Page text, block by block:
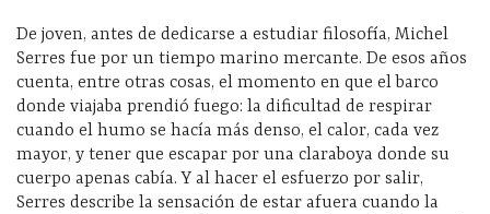
De joven, antes de dedicarse a estudiar filosofía, Michel
Serres fue por un tiempo marino mercante. De esos años
cuenta, entre otras cosas, el momento en que el barco
donde viajaba prendió fuego: la dificultad de respirar
cuando el humo se hacía más denso, el calor, cada vez
mayor, y tener que escapar por una claraboya donde su
cuerpo apenas cabía. Y al hacer el esfuerzo por salir,
Serres describe la sensación de estar afuera cuando la